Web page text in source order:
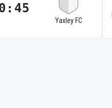
Yaxley FC